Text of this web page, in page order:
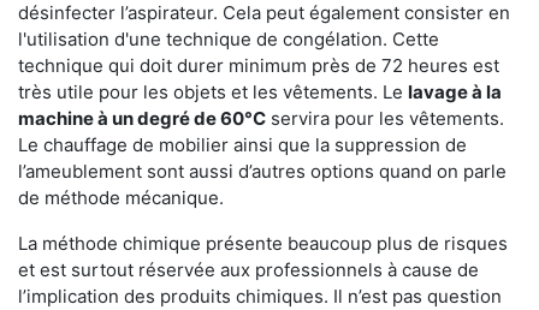
désinfecter l’aspirateur. Cela peut également consister en
l'utilisation d'une technique de congélation. Cette
technique qui doit durer minimum près de 72 heures est
très utile pour les objets et les vêtements. Le lavage à la
machine à un degré de 60°C servira pour les vêtements.
Le chauffage de mobilier ainsi que la suppression de
l’ameublement sont aussi d’autres options quand on parle
de méthode mécanique.
La méthode chimique présente beaucoup plus de risques
et est surtout réservée aux professionnels à cause de
l’implication des produits chimiques. Il n’est pas question